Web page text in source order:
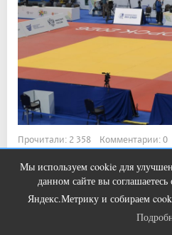
Прочитали: 2 358 Комментарии: 0
Правда, есть один нюанс.
Показать
Мы используем cookie для
данном сайте вы
Яндекс.Метрику и собираем
Ролик из
долго
Подробнее